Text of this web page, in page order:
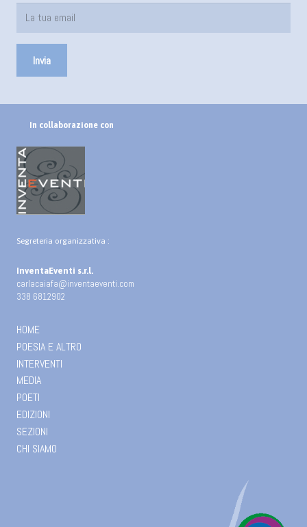
In collaborazione con
Segreteria organizzativa :
InventaEventi s.r.l.
carlacaiafa@inventaeventi.com
338 6812902
HOME
POESIA E ALTRO
INTERVENTI
MEDIA
POETI
EDIZIONI
SEZIONI
CHI SIAMO